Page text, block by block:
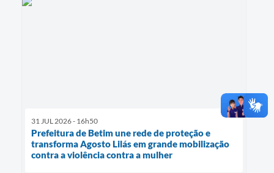
31 JUL 2026 - 16h50
Prefeitura de Betim une rede de proteção e
transforma Agosto Lilás em grande mobilização
contra a violência contra a mulher